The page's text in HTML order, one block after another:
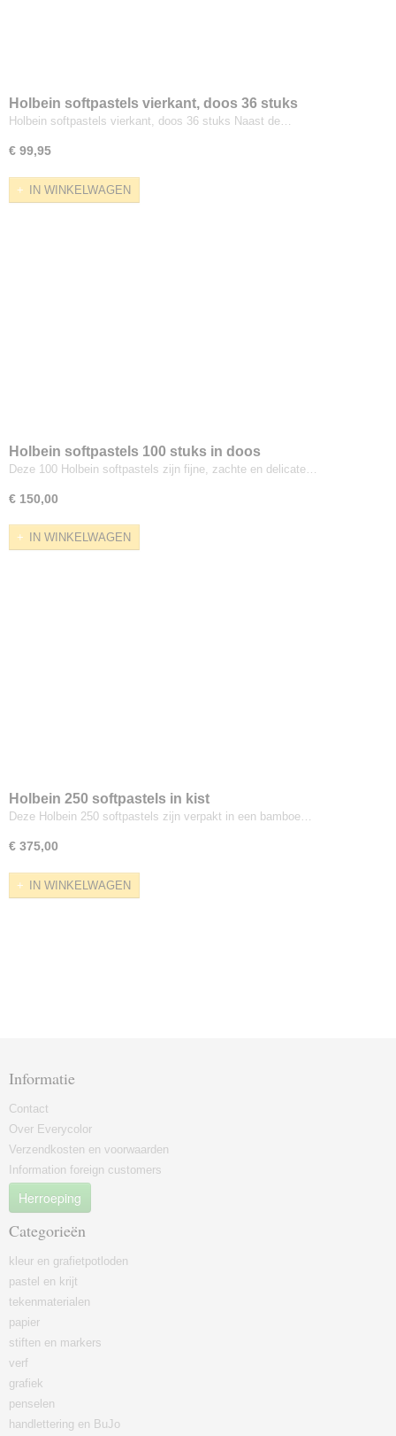
Holbein softpastels vierkant, doos 36 stuks
Holbein softpastels vierkant, doos 36 stuks Naast de…
€ 99,95
IN WINKELWAGEN
Holbein softpastels 100 stuks in doos
Deze 100 Holbein softpastels zijn fijne, zachte en delicate…
€ 150,00
IN WINKELWAGEN
Holbein 250 softpastels in kist
Deze Holbein 250 softpastels zijn verpakt in een bamboe…
€ 375,00
IN WINKELWAGEN
Informatie
Contact
Over Everycolor
Verzendkosten en voorwaarden
Information foreign customers
Herroeping
Categorieën
kleur en grafietpotloden
pastel en krijt
tekenmaterialen
papier
stiften en markers
verf
grafiek
penselen
handlettering en BuJo